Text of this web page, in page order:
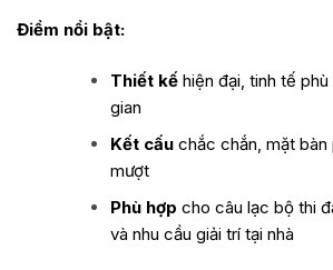
Điểm nổi bật:
Thiết kế hiện đại, tinh tế
gian
Kết cấu chắc chắn, mặt bàn
mượt
Phù hợp cho câu lạc bộ thi
và nhu cầu giải trí tại nhà